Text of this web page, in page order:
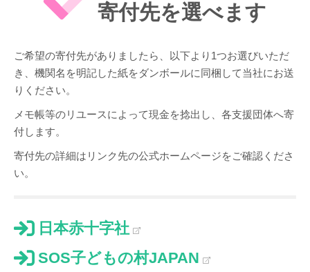
寄付先を選べます
ご希望の寄付先がありましたら、以下より1つお選びいただ
き、機関名を明記した紙をダンボールに同梱して当社にお送
りください。
メモ帳等のリユースによって現金を捻出し、各支援団体へ寄
付します。
寄付先の詳細はリンク先の公式ホームページをご確認くださ
い。
日本赤十字社
SOS子どもの村JAPAN